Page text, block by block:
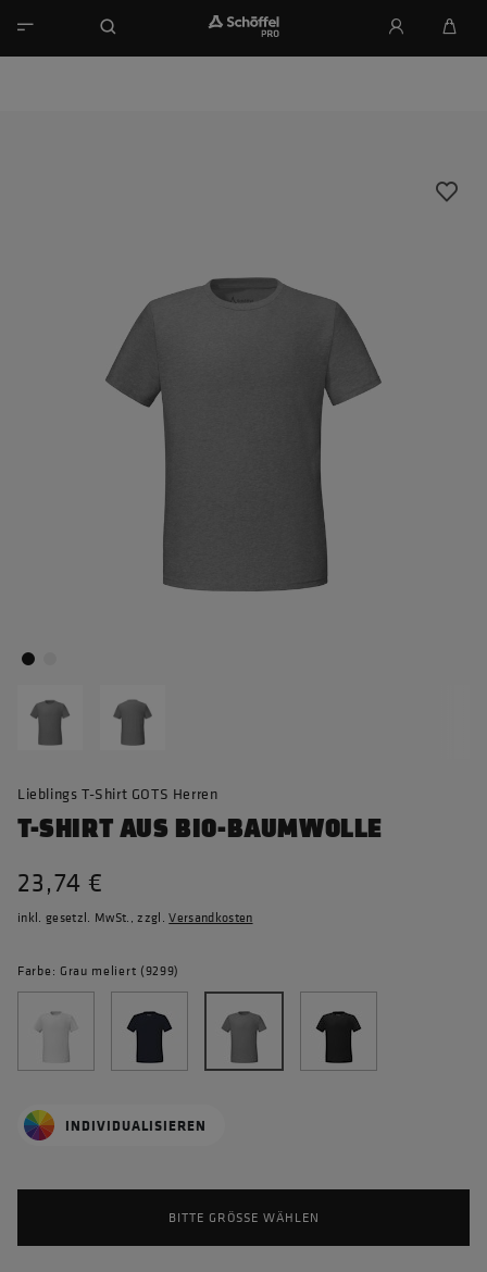
Lieblings T-Shirt GOTS Herren
T-SHIRT AUS BIO-BAUMWOLLE
23,74 €
inkl. gesetzl. MwSt., zzgl.Versandkosten
Farbe: Grau meliert (9299)
INDIVIDUALISIEREN
BITTE GRÖSSE WÄHLEN